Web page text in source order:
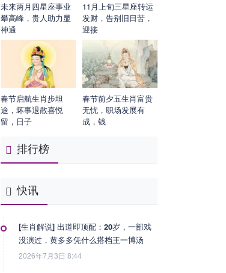
未来两月四星座事业
攀高峰，贵人助力显
神通
11月上旬三星座转运
发财，告别旧日苦，
迎接
春节启航生肖步坦
途，坏事退散喜悦
留，日子
春节前夕五生肖富贵
无忧，职场发展有
成，钱
排行榜
快讯
[生肖解说] 出道即顶配：20岁，一部戏
没演过，黄多多凭什么搭档王一博汤
唯？
2026年7月3日 8:44